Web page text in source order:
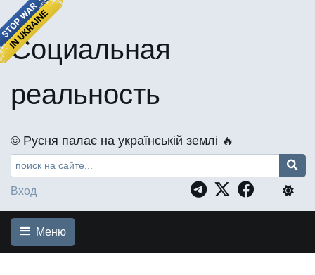
Социальная
реальность
©️ Русня палає на українській землі 🔥
Вход
Меню